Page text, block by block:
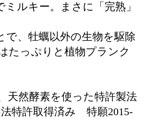
ルキー。まさに「完熟」
、牡蠣以外の生物を駆除
たっぷりと植物プランク
天然酵素を使った特許製法
特許取得済み 特願2015-